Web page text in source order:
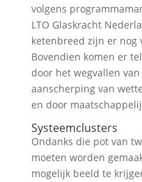
volgens
LTO Glaskracht
ketenbreed zijn er nog
Bovendien komen er
door het wegvallen
aanscherping van
en door
Systeemclusters
Ondanks die pot van
moeten worden
mogelijk beeld te